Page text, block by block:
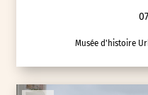
Musée d'histoire